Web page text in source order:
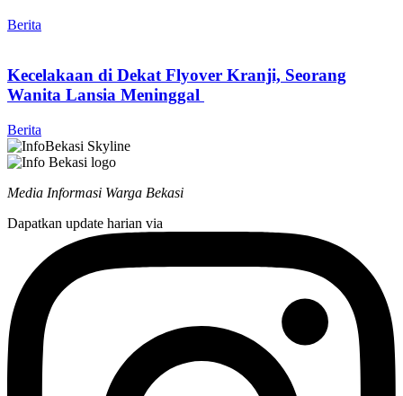
Berita
Kecelakaan di Dekat Flyover Kranji, Seorang
Wanita Lansia Meninggal
Berita
Media Informasi Warga Bekasi
Dapatkan update harian via